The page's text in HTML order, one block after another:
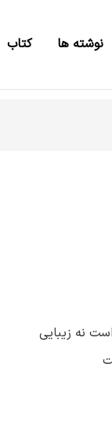
نوشته ها کتاب
نه زیبایی